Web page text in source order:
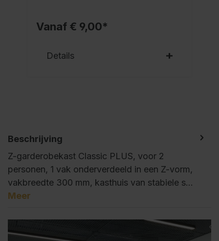
Vanaf € 9,00*
Details
Beschrijving
Z-garderobekast Classic PLUS, voor 2
personen, 1 vak onderverdeeld in een Z-vorm,
vakbreedte 300 mm, kasthuis van stabiele s…
Meer